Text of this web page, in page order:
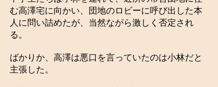
む高澤宅に向かい、団地のロビーに呼び出した本
人に問い詰めたが、当然ながら激しく否定され
る。
ばかりか、高澤は悪口を言っていたのは小林だと
主張した。